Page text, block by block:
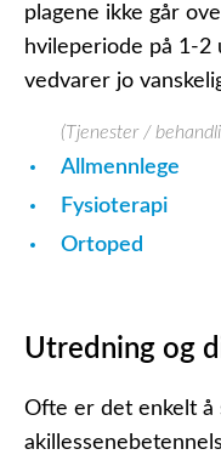
plagene ikke går
hvileperiode på 1-2
vedvarer jo
(Tjenester /
Allmennlege
Fysioterapi
Ortoped
Utredning og
Ofte er det enkelt å